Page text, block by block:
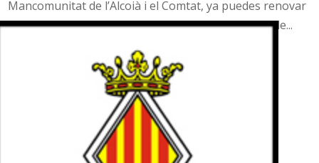
Mancomunitat de l’Alcoià i el Comtat, ya puedes renovar
o solicitar tu tarjeta de transporte universitario o de...